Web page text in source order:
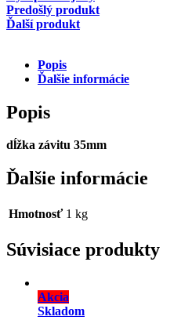
Predošlý produkt
Ďalší produkt
Popis
Ďalšie informácie
Popis
dĺžka závitu 35mm
Ďalšie informácie
Hmotnosť 1 kg
Súvisiace produkty
Akcia
Skladom